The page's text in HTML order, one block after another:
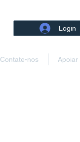
Login
Contate-nos Apoiar